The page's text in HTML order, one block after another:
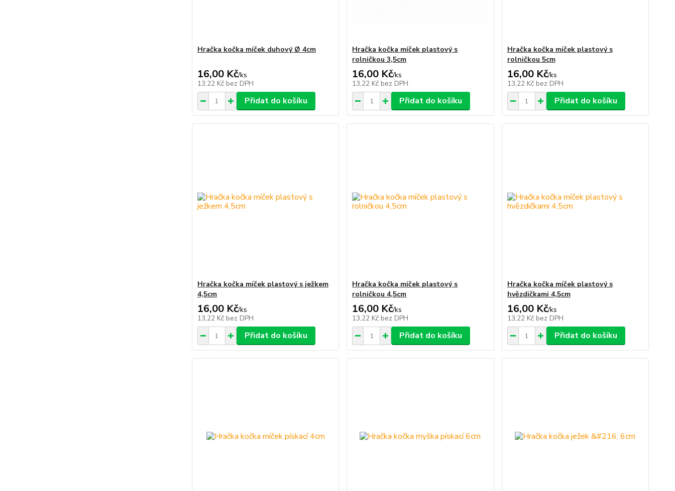
Hračka kočka míček duhový Ø 4cm
16,00 Kč/ks
13,22 Kč bez DPH
Přidat do košíku
Hračka kočka míček plastový s
rolničkou 3,5cm
16,00 Kč/ks
13,22 Kč bez DPH
Přidat do košíku
Hračka kočka míček plastový s
rolničkou 5cm
16,00 Kč/ks
13,22 Kč bez DPH
Přidat do košíku
Hračka kočka míček plastový s ježkem
4,5cm
16,00 Kč/ks
13,22 Kč bez DPH
Přidat do košíku
Hračka kočka míček plastový s
rolničkou 4,5cm
16,00 Kč/ks
13,22 Kč bez DPH
Přidat do košíku
Hračka kočka míček plastový s
hvězdičkami 4,5cm
16,00 Kč/ks
13,22 Kč bez DPH
Přidat do košíku